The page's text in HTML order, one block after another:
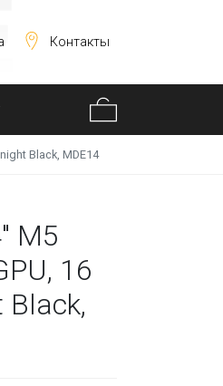
Контакты
Black, MDE14
M5
16
Black,